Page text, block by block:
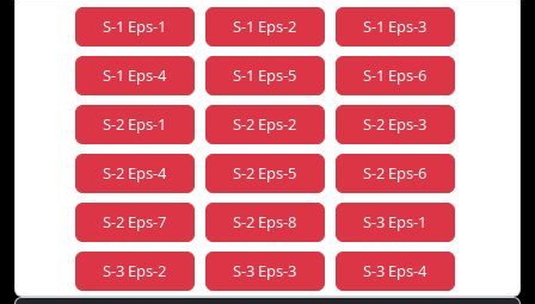
S-1 Eps-1 S-1 Eps-2 S-1 Eps-3
S-1 Eps-4 S-1 Eps-5 S-1 Eps-6
S-2 Eps-1 S-2 Eps-2 S-2 Eps-3
S-2 Eps-4 S-2 Eps-5 S-2 Eps-6
S-2 Eps-7 S-2 Eps-8 S-3 Eps-1
S-3 Eps-2 S-3 Eps-3 S-3 Eps-4